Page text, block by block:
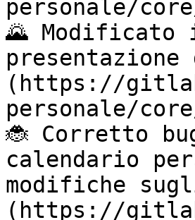
personale/
🌄
presentazione
(https://
personale/
🐞 Corretto
calendario
modifiche
(https://